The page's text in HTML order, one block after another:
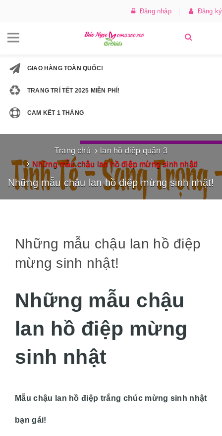
Đăng nhập Đăng ký
GIAO HÀNG TOÀN QUỐC!
TRANG TRÍ TẾT 2025 MIỄN PHÍ!
CAM KẾT 1 THÁNG
Trang chủ
lan hồ điệp quận 3
Những mẫu chậu lan hồ điệp mừng sinh nhật!
Những mẫu chậu lan hồ điệp mừng sinh nhật!
Những mẫu chậu lan hồ điệp
mừng sinh nhật!
Những mẫu chậu
lan hồ điệp mừng
sinh nhật
Mẫu chậu lan hồ điệp trắng chúc mừng sinh nhật
bạn gái!